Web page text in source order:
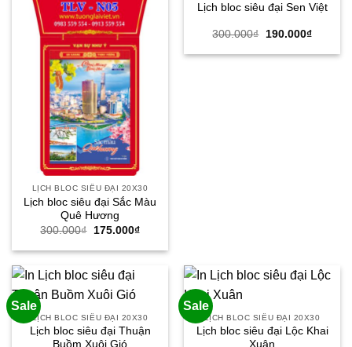
LỊCH BLOC SIÊU ĐẠI 20X30
Lịch bloc siêu đại Sắc Màu
Quê Hương
300.000₫
Giá
là:
175.000₫Giá
tại
175.000₫.
Lịch bloc siêu đại Sen Việt
300.000₫
Giá
là:
190.000₫Giá
tại
Sale
LỊCH BLOC SIÊU ĐẠI 20X30
Lịch bloc siêu đại Thuận
Buồm Xuôi Gió
Sale
LỊCH BLOC SIÊU ĐẠI 20X30
Lịch bloc siêu đại Lộc Khai
Xuân